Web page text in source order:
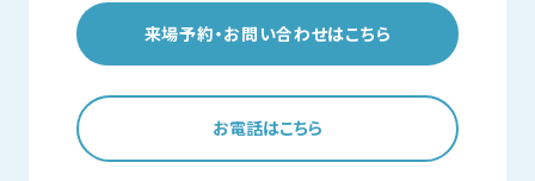
来場予約・お問い合わせはこちら
お電話はこちら